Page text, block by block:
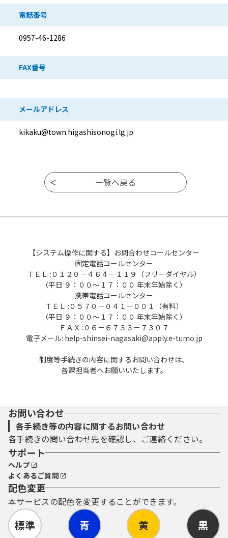
電話番号
0957-46-1286
FAX番号
メールアドレス
kikaku@town.higashisonogi.lg.jp
【システム操作に関する】お問合わせコールセンター
固定電話コールセンター
ＴＥＬ :０１２０－４６４－１１９（フリーダイヤル）
（平日 ９：００～１７：００ 年末年始除く）
携帯電話コールセンター
ＴＥＬ :０５７０－０４１－００１（有料）
（平日 ９：００～１７：００ 年末年始除く）
ＦＡＸ :０６－６７３３－７３０７
電子メール: help-shinsei-nagasaki@apply.e-tumo.jp
制度等手続きの内容に関するお問い合わせは、
各課担当者へお願いいたします。
お問い合わせ
各手続き等の内容に関するお問い合わせ
各手続きの問い合わせ先を確認し、ご連絡ください。
サポート
ヘルプ
よくあるご質問
配色変更
本サービスの配色を変更することができます。
標準 青 黄 黒